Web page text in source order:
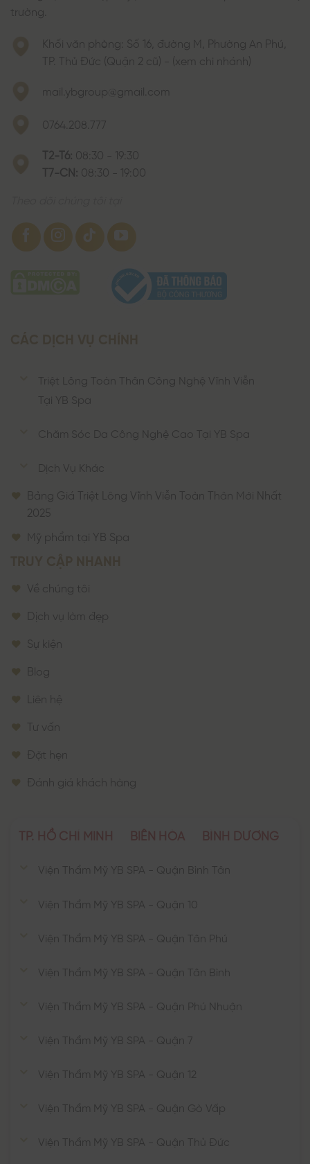
trường.
Khối văn phòng: Số 16, đường M, Phường An Phú,
TP. Thủ Đức (Quận 2 cũ) - (xem chi nhánh)
mail.ybgroup@gmail.com
0764.208.777
T2-T6: 08:30 - 19:30
T7-CN: 08:30 - 19:00
Triệt Lông Toàn Thân Công Nghệ Vĩnh Viễn
Tại YB Spa
Chăm Sóc Da Công Nghệ Cao Tại YB Spa
Dịch Vụ Khác
Bảng Giá Triệt Lông Vĩnh Viễn Toàn Thân Mới Nhất
2025
Mỹ phẩm tại YB Spa
Về chúng tôi
Dịch vụ làm đẹp
Sự kiện
Blog
Liên hệ
Tư vấn
Đặt hẹn
Đánh giá khách hàng
TP. HỒ CHÍ MINH BIÊN HÒA BÌNH DƯƠNG
Viện Thẩm Mỹ YB SPA - Quận Bình Tân
Viện Thẩm Mỹ YB SPA - Quận 10
Viện Thẩm Mỹ YB SPA - Quận Tân Phú
Viện Thẩm Mỹ YB SPA - Quận Tân Bình
Viện Thẩm Mỹ YB SPA - Quận Phú Nhuận
Viện Thẩm Mỹ YB SPA - Quận 7
Viện Thẩm Mỹ YB SPA - Quận 12
Viện Thẩm Mỹ YB SPA - Quận Gò Vấp
Viện Thẩm Mỹ YB SPA - Quận Thủ Đức